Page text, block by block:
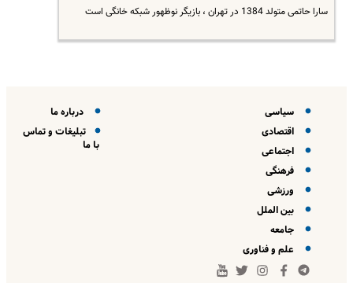
سارا حاتمی متولد 1384 در تهران ، بازیگر نوظهور شبکه خانگی است
سیاسی
اقتصادی
اجتماعی
فرهنگی
ورزشی
بین الملل
جامعه
علم و فناوری
درباره ما
تبلیغات و تماس
با ما